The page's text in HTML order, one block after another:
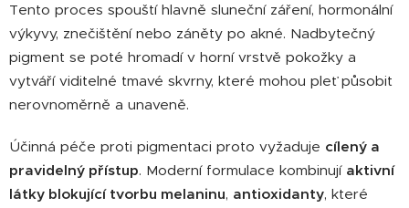
Tento proces spouští hlavně sluneční záření, hormonální
výkyvy, znečištění nebo záněty po akné. Nadbytečný
pigment se poté hromadí v horní vrstvě pokožky a
vytváří viditelné tmavé skvrny, které mohou pleť působit
nerovnoměrně a unaveně.
Účinná péče proti pigmentaci proto vyžaduje cílený a
pravidelný přístup. Moderní formulace kombinují aktivní
látky blokující tvorbu melaninu, antioxidanty, které